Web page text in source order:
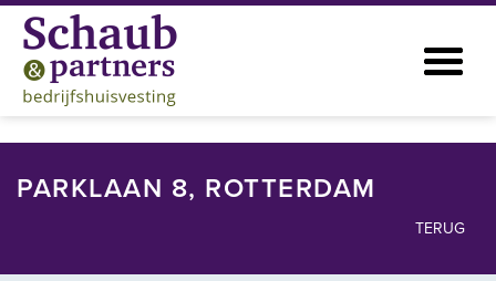
PARKLAAN 8, ROTTERDAM
TERUG